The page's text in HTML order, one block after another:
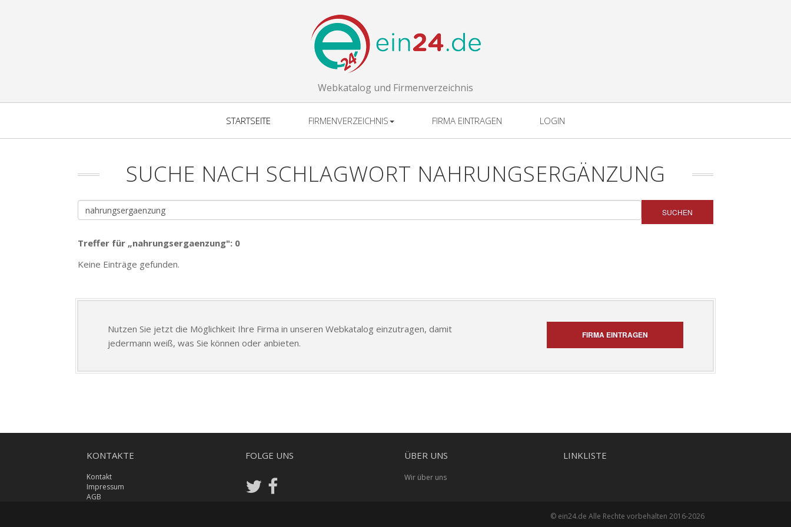
Webkatalog und Firmenverzeichnis
STARTSEITE FIRMENVERZEICHNIS FIRMA EINTRAGEN LOGIN
SUCHE NACH SCHLAGWORT NAHRUNGSERGÄNZUNG
SUCHEN
Treffer für „nahrungsergaenzung": 0
Keine Einträge gefunden.
Nutzen Sie jetzt die Möglichkeit Ihre Firma in unseren Webkatalog einzutragen, damit
jedermann weiß, was Sie können oder anbieten.
FIRMA EINTRAGEN
KONTAKTE
Kontakt
Impressum
AGB
FOLGE UNS ÜBER UNS
Wir über uns
LINKLISTE
© ein24.de Alle Rechte vorbehalten 2016-2026